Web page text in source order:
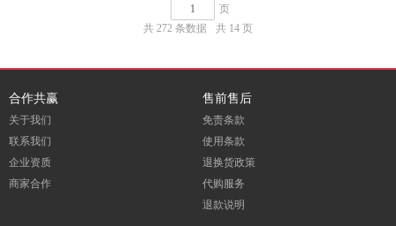
页
共 272 条数据
共 14 页
合作共赢
关于我们
联系我们
企业资质
商家合作
售前售后
免责条款
使用条款
退换货政策
代购服务
退款说明